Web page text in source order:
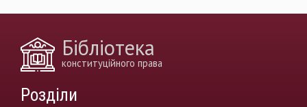
Бібліотека
конституційного права
Розділи